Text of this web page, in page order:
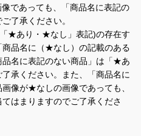
であっても、「商品名に表記の
了承ください。
★あり・★なし」表記)の存在す
品名に（★なし）の記載のある
名に表記のない商品」は「★あ
承ください。また、「商品名に
像が★なしの画像であっても、
はまりますのでご了承くださ